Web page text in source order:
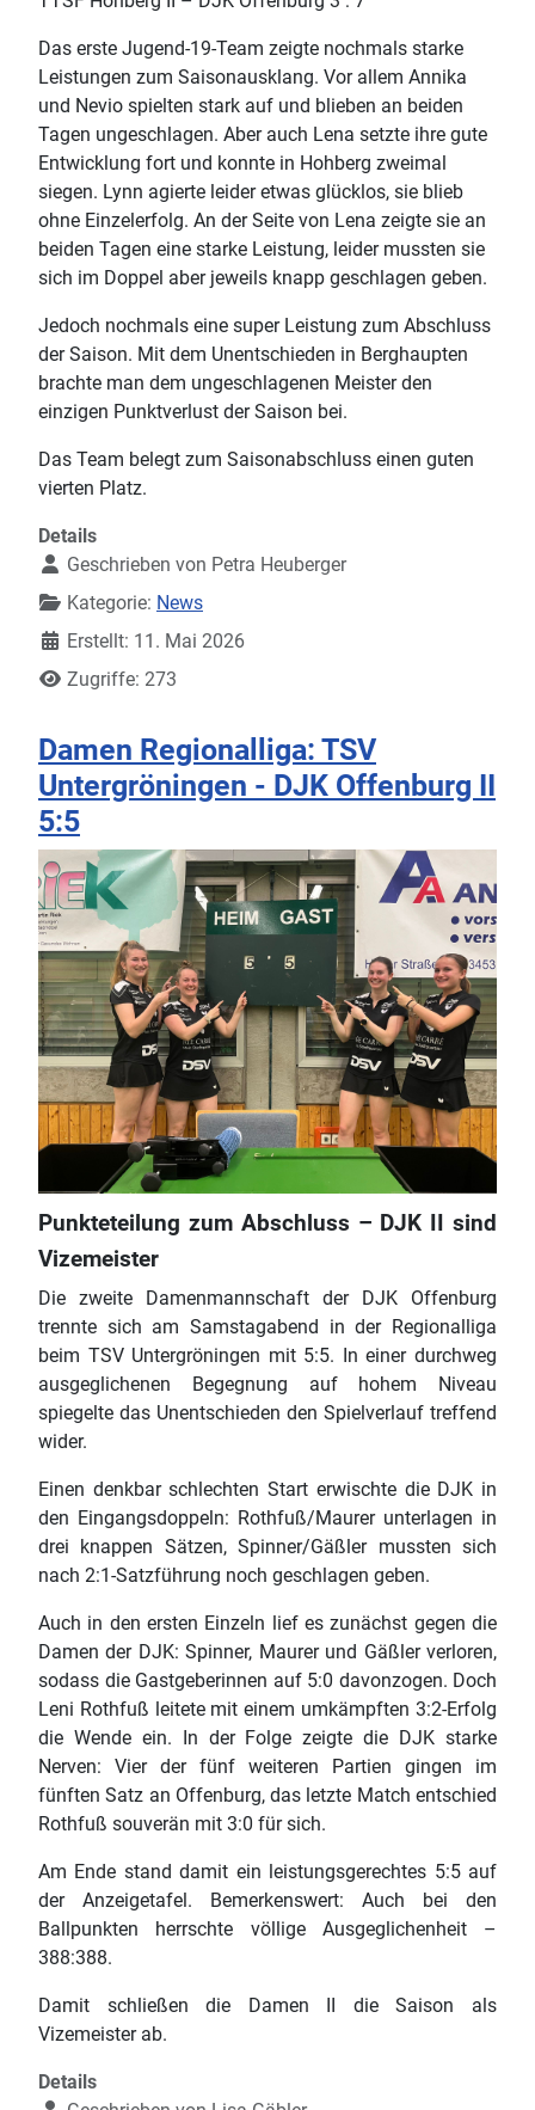
Das erste Jugend-19-Team zeigte nochmals starke
Leistungen zum Saisonausklang. Vor allem Annika
und Nevio spielten stark auf und blieben an beiden
Tagen ungeschlagen. Aber auch Lena setzte ihre gute
Entwicklung fort und konnte in Hohberg zweimal
siegen. Lynn agierte leider etwas glücklos, sie blieb
ohne Einzelerfolg. An der Seite von Lena zeigte sie an
beiden Tagen eine starke Leistung, leider mussten sie
sich im Doppel aber jeweils knapp geschlagen geben.
Jedoch nochmals eine super Leistung zum Abschluss
der Saison. Mit dem Unentschieden in Berghaupten
brachte man dem ungeschlagenen Meister den
einzigen Punktverlust der Saison bei.
Das Team belegt zum Saisonabschluss einen guten
vierten Platz.
Details
Geschrieben von Petra Heuberger
Kategorie: News
Erstellt: 11. Mai 2026
Zugriffe: 273
Damen Regionalliga: TSV
Untergröningen - DJK Offenburg II
5:5
Punkteteilung zum Abschluss – DJK II sind
Vizemeister
Die zweite Damenmannschaft der DJK Offenburg
trennte sich am Samstagabend in der Regionalliga
beim TSV Untergröningen mit 5:5. In einer durchweg
ausgeglichenen Begegnung auf hohem Niveau
spiegelte das Unentschieden den Spielverlauf treffend
wider.
Einen denkbar schlechten Start erwischte die DJK in
den Eingangsdoppeln: Rothfuß/Maurer unterlagen in
drei knappen Sätzen, Spinner/Gäßler mussten sich
nach 2:1-Satzführung noch geschlagen geben.
Auch in den ersten Einzeln lief es zunächst gegen die
Damen der DJK: Spinner, Maurer und Gäßler verloren,
sodass die Gastgeberinnen auf 5:0 davonzogen. Doch
Leni Rothfuß leitete mit einem umkämpften 3:2-Erfolg
die Wende ein. In der Folge zeigte die DJK starke
Nerven: Vier der fünf weiteren Partien gingen im
fünften Satz an Offenburg, das letzte Match entschied
Rothfuß souverän mit 3:0 für sich.
Am Ende stand damit ein leistungsgerechtes 5:5 auf
der Anzeigetafel. Bemerkenswert: Auch bei den
Ballpunkten herrschte völlige Ausgeglichenheit –
388:388.
Damit schließen die Damen II die Saison als
Vizemeister ab.
Details